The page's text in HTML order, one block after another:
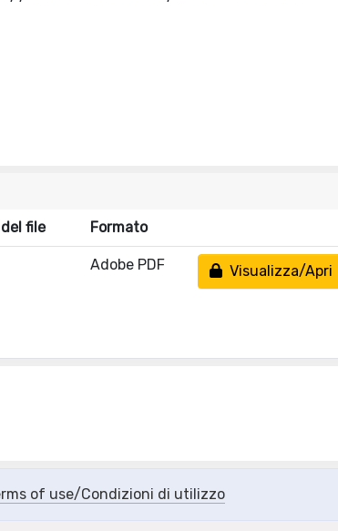
file Formato
Adobe PDF Visualizza/Apri
of use/Condizioni di utilizzo